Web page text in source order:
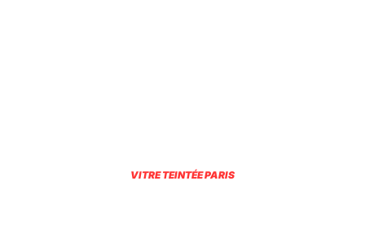
VITRE TEINTÉE PARIS